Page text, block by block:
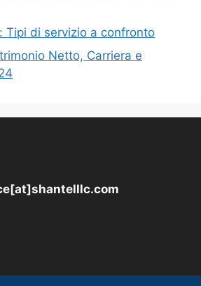
Tipi di servizio a confronto
Netto, Carriera e